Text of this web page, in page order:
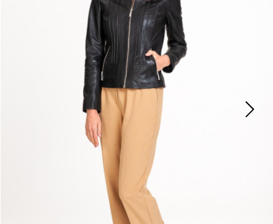
Pásky
Manikúry
Šály
Prodejny Služby
Kara klub
Extra výhodné
Bundy a kabáty -50 %
Slovensky